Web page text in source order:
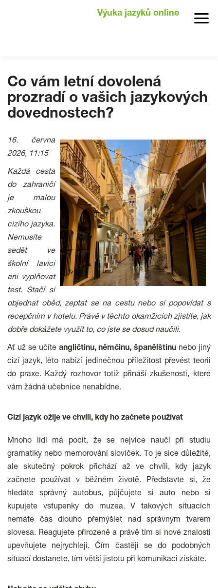
Výuka jazyků online
Co vám letní dovolená
prozradí o vašich jazykových
dovednostech?
16. června
2026, 11:15
Každá cesta
do zahraničí
je malou
zkouškou
cizího jazyka.
Nemusíte
sedět ve
školní lavici
ani vyplňovat
test. Stačí si
objednat oběd, zeptat se na cestu nebo si popovídat s
recepčním v hotelu. Právě v těchto okamžicích zjistíte, jak
dobře dokážete využít to, co jste se dosud naučili.
Ať už se učíte angličtinu, němčinu, španělštinu nebo jiný
cizí jazyk, léto nabízí jedinečnou příležitost převést teorii
do praxe. Každý rozhovor totiž přináší zkušenosti, které
vám žádná učebnice nenabídne.
Cizí jazyk ožije ve chvíli, kdy ho začnete používat
Mnoho lidí má pocit, že se nejvíce naučí při studiu
gramatiky nebo memorování slovíček. To je sice důležité,
ale skutečný pokrok přichází až ve chvíli, kdy jazyk
začnete používat v běžném životě. Představte si, že
hledáte správný autobus, půjčujete si auto nebo si
kupujete vstupenky do muzea. V takových situacích
nemáte čas dlouho přemýšlet nad správným tvarem
slovesa. Reagujete přirozeně a právě tím si nové znalosti
upevňujete nejrychleji. Čím častěji se do podobných
situací dostanete, tím větší jistotu při komunikaci získáte.